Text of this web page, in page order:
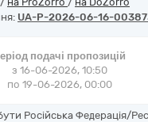
UA-P-2026-06-16-
подачі пропозицій
з 16-06-2026, 10:50
по 19-06-2026, 00:00
Російська Федерація/